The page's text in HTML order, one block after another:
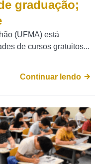
graduação;
(UFMA) está
de cursos gratuitos...
Continuar lendo